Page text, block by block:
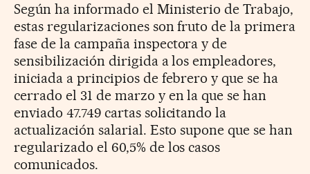
Según ha informado el Ministerio de Trabajo,
estas regularizaciones son fruto de la primera
fase de la campaña inspectora y de
sensibilización dirigida a los empleadores,
iniciada a principios de febrero y que se ha
cerrado el 31 de marzo y en la que se han
enviado 47.749 cartas solicitando la
actualización salarial. Esto supone que se han
regularizado el 60,5% de los casos
comunicados.